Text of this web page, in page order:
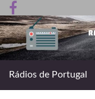
Rádios de Portugal